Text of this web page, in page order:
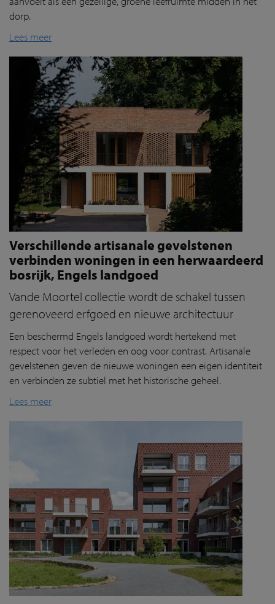
dorp.
Lees meer
Verschillende artisanale gevelstenen
verbinden woningen in een herwaardeerd
bosrijk, Engels landgoed
Vande Moortel collectie wordt de schakel tussen
gerenoveerd erfgoed en nieuwe architectuur
Een beschermd Engels landgoed wordt hertekend met
respect voor het verleden en oog voor contrast. Artisanale
gevelstenen geven de nieuwe woningen een eigen identiteit
en verbinden ze subtiel met het historische geheel.
Lees meer